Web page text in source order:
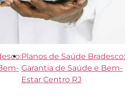
Planos de Saúde Bradesco:
Garantia de Saúde e Bem-
Estar Centro RJ